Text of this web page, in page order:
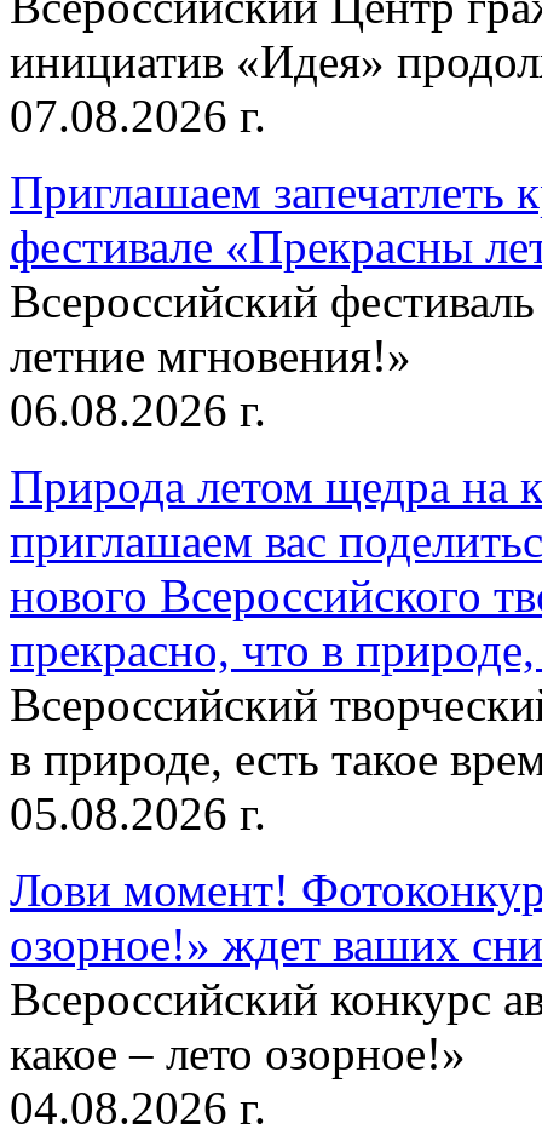
инициатив «Идея»
07.08.2026 г.
Приглашаем запечатлеть
фестивале «Прекрасны
Всероссийский
летние мгновения!»
06.08.2026 г.
Природа летом щедра на
приглашаем вас
нового Всероссийского
прекрасно, что в
Всероссийский
в природе, есть такое
05.08.2026 г.
Лови момент!
озорное!» ждет ваших
Всероссийский конкурс
какое – лето озорное!»
04.08.2026 г.